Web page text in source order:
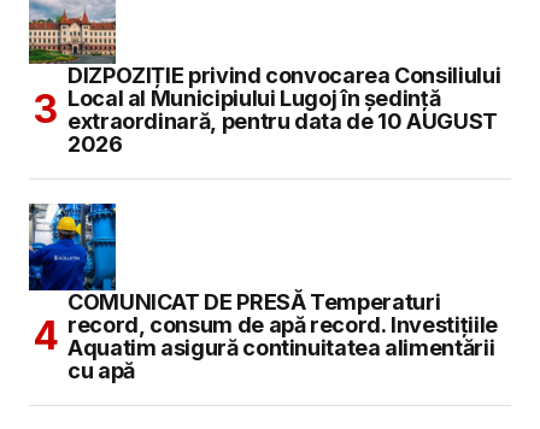
DIZPOZIȚIE privind convocarea Consiliului
Local al Municipiului Lugoj în şedinţă
extraordinară, pentru data de 10 AUGUST
2026
COMUNICAT DE PRESĂ Temperaturi
record, consum de apă record. Investițiile
Aquatim asigură continuitatea alimentării
cu apă